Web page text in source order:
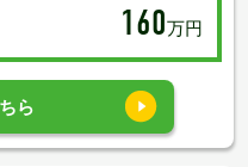
160万円
ら